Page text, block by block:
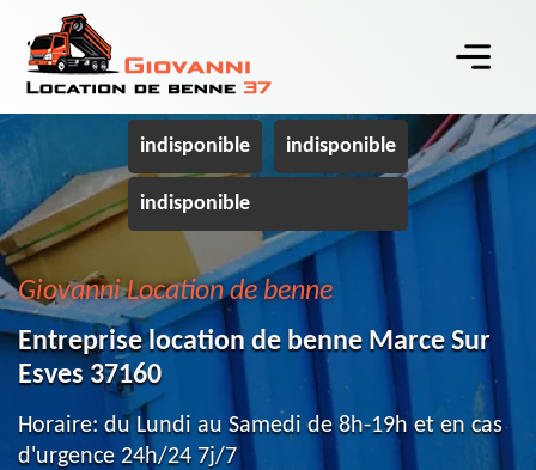
indisponible indisponible
indisponible
Giovanni Location de benne
Entreprise location de benne Marce Sur
Esves 37160
Horaire: du Lundi au Samedi de 8h-19h et en cas
d'urgence 24h/24 7j/7